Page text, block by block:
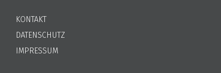
KONTAKT
DATENSCHUTZ
IMPRESSUM